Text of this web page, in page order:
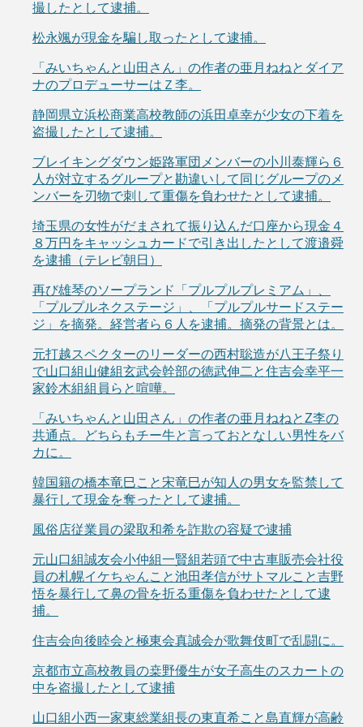
撮したとして逮捕。
松永颯が現金を騙し取ったとして逮捕。
「みいちゃんと山田さん」の作者の亜月ねねとダイア
ナのプロデューサーはＺ李。
静岡県立浜松商業高校教師の浜田卓幸が少女の下着を
盗撮したとして逮捕。
ブレイキングダウン姫路軍団メンバーの小川泰輝ら６
人が対立するグループと勘違いして同じグループのメ
ンバーを刃物で刺して重傷を負わせたとして逮捕。
埼玉県の女性がだまされて振り込んだ口座から現金４
８万円をキャッシュカードで引き出したとして渡邉舜
を逮捕（テレビ朝日）
再び雄琴のソープランド「プルプルプレミアム」、
「プルプルネクステージ」、「プルプルサードステー
ジ」を摘発。経営者ら６人を逮捕。摘発の背景とは。
元打越スペクターのリーダーの西村聡造が八王子祭り
で山口組山健組玄武会幹部の徳武伸二と住吉会幸平一
家鈴木組組員らと喧嘩。
「みいちゃんと山田さん」の作者の亜月ねねとZ李の
共通点。どちらもチー牛と言っておとなしい男性をバ
カに。
韓国籍の橋本竜巳こと宋竜巳が知人の男女を監禁して
暴行して現金を奪ったとして逮捕。
風俗店従業員の梁取和希を詐欺の容疑で逮捕
元山口組誠友会小仲組一賢組若頭で中古車販売会社役
員の札幌イケちゃんこと池田孝信がサトマルこと吉野
悟を暴行して鼻の骨を折る重傷を負わせたとして逮
捕。
住吉会向後睦会と極東会真誠会が歌舞伎町で乱闘に。
京都市立高校教員の桒野優生が女子高生のスカートの
中を盗撮したとして逮捕
山口組小西一家東総業組長の東直希こと島直輝が高齢